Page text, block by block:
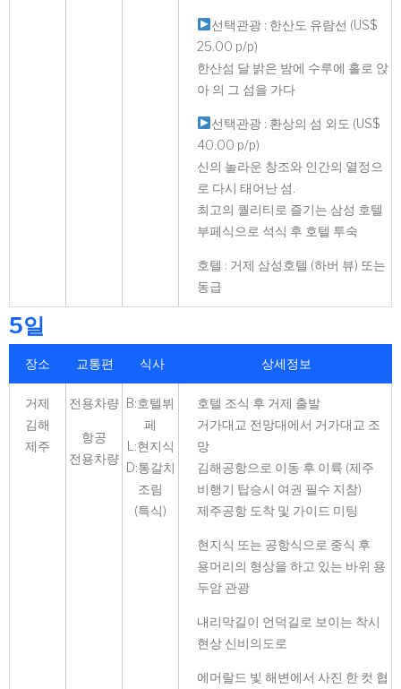
선택관광 : 한산도 유람선 (US$
25.00 p/p)
한산섬 달 밝은 밤에 수루에 홀로 앉
아 의 그 섬을 가다
선택관광 : 환상의 섬 외도 (US$
40.00 p/p)
신의 놀라운 창조와 인간의 열정으
로 다시 태어난 섬.
최고의 퀄리티로 즐기는 삼성 호텔
부페식으로 석식 후 호텔 투숙
호텔 : 거제 삼성호텔 (하버 뷰) 또는
동급
5일
장소 교통편 식사 상세정보
거제
김해
제주
전용차량
항공
전용차량
B:호텔뷔
페
L:현지식
D:통갈치
조림
(특식)
호텔 조식 후 거제 출발
거가대교 전망대에서 거가대교 조
망
김해공항으로 이동 후 이륙 (제주
비행기 탑승시 여권 필수 지참)
제주공항 도착 및 가이드 미팅
현지식 또는 공항식으로 중식 후
용머리의 형상을 하고 있는 바위 용
두암 관광
내리막길이 언덕길로 보이는 착시
현상 신비의도로
에머랄드 빛 해변에서 사진 한 컷 협